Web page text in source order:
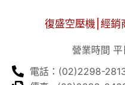
復盛空壓機⎮經銷
營業時間
電話：(02)2298-